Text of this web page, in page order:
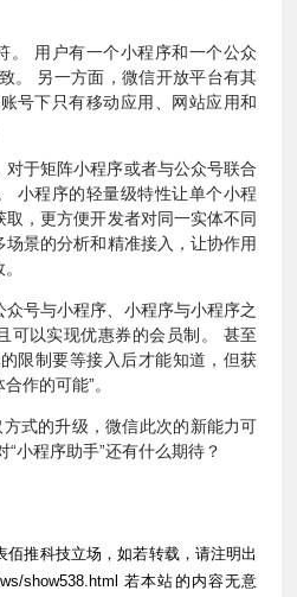
。 用户有一个小程序和一个公众
。 另一方面，微信开放平台有其
号下只有移动应用、网站应用和
对于矩阵小程序或者与公众号联合
小程序的轻量级特性让单个小程
，更方便开发者对同一实体不同
景的分析和精准接入，让协作用
号与小程序、小程序与小程序之
可以实现优惠券的会员制。 甚至
限制要等接入后才能知道，但获
作的可能”。
方式的升级，微信此次的新能力可
小程序助手”还有什么期待？
佰推科技立场，如若转载，请注明出
show538.html 若本站的内容无意